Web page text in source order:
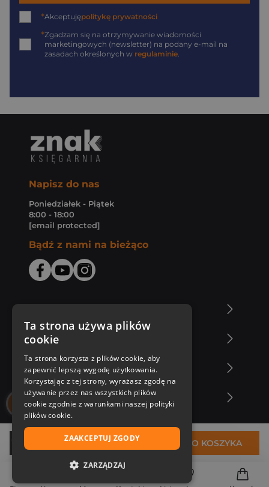
29,85 zł DO KOSZYKA
*Akceptujępolitykę prywatności
*Zgadzam się na otrzymywanie wiadomości
marketingowych (newsletter) na podany e-mail na
zasadach określonych w regulaminie
Napisz do nas
Poniedziałek - Piątek
8:00 - 18:00
[email protected]
Bądź z nami na bieżąco
Zakupy u nas
Nasza oferta
Nasi autorzy
Ta strona używa plików
cookie
Ta strona korzysta z plików cookie, aby
zapewnić lepszą wygodę użytkowania.
Korzystając z tej strony, wyrażasz zgodę na
używanie przez nas wszystkich plików
cookie zgodnie z warunkami naszej polityki
plików cookie.
ZAAKCEPTUJ ZGODY
ZARZĄDZAJ